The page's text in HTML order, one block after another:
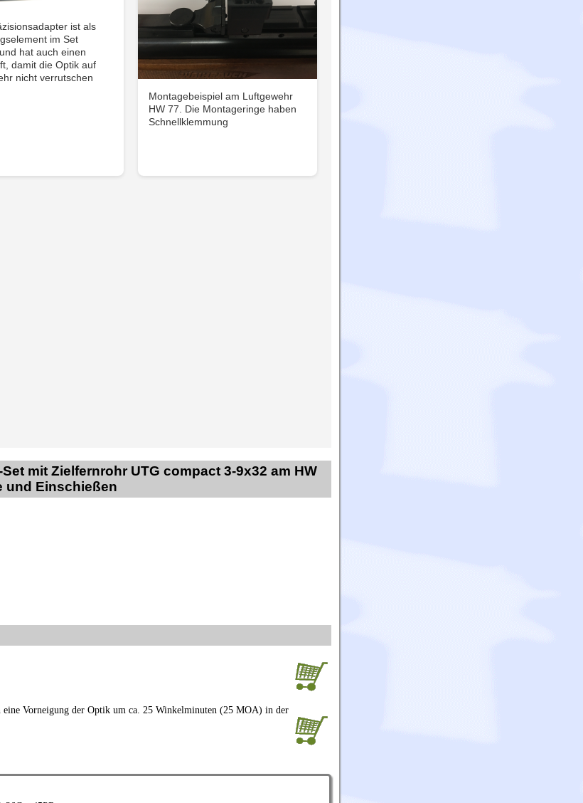
ist als
im Set
hat auch einen
damit die Optik auf
nicht verrutschen
Montagebeispiel am Luftgewehr
HW 77. Die Montageringe haben
Schnellklemmung
mit Zielfernrohr UTG compact 3-9x32 am HW
und Einschießen
Vorneigung der Optik um ca. 25 Winkelminuten (25 MOA) in der